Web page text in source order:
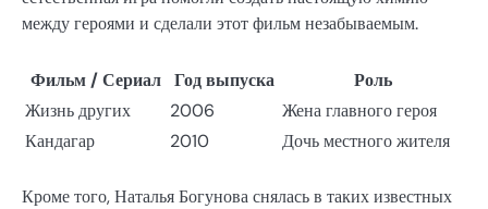
между героями и сделали этот фильм незабываемым.
Фильм / Сериал Год выпуска
Роль
Жизнь других
2006
Жена главного героя
Кандагар
2010 Дочь местного жителя
Кроме того, Наталья Богунова снялась в таких известных